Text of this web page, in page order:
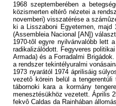
1968 szeptemberében a
közismerten eltérô nézetei a
novemberi) visszatérése a
ki a Lisszaboni Egyetemen, majd
(Assembleia Nacional [AN])
1970-tôl egyre nyilvánvalóbb lett
radikalizálódott. Fegyveres
Armada) és a Forradalmi
a rendszer tekintélyuralmi
1973 nyarától 1974 áprilisáig
vezetô körein belül a
tábornoki kara a kormány
menesztésükhöz vezetett. Április
fekvô Caldas da Rainhában